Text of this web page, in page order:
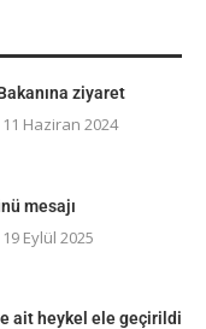
ziyaret
11 Haziran 2024
mesajı
19 Eylül 2025
ait heykel ele geçirildi